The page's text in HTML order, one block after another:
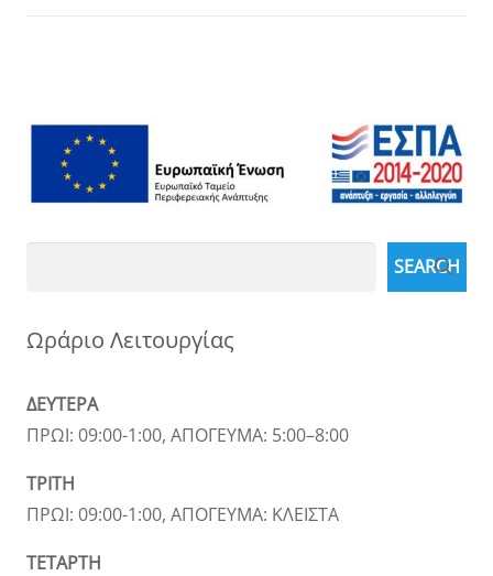
SEARCH
Ωράριο Λειτουργίας
ΔΕΥΤΕΡΑ
ΠΡΩΙ: 09:00-1:00, ΑΠΟΓΕΥΜΑ: 5:00–8:00
ΤΡΙΤΗ
ΠΡΩΙ: 09:00-1:00, ΑΠΟΓΕΥΜΑ: ΚΛΕΙΣΤΑ
ΤΕΤΑΡΤΗ